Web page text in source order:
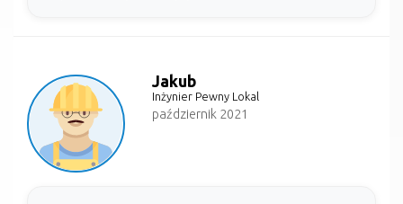
Jakub
Inżynier Pewny Lokal
październik 2021